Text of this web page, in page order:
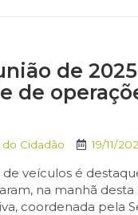
de
de
Cidadão 19/11/
veículos é
na manhã desta
coordenada pela